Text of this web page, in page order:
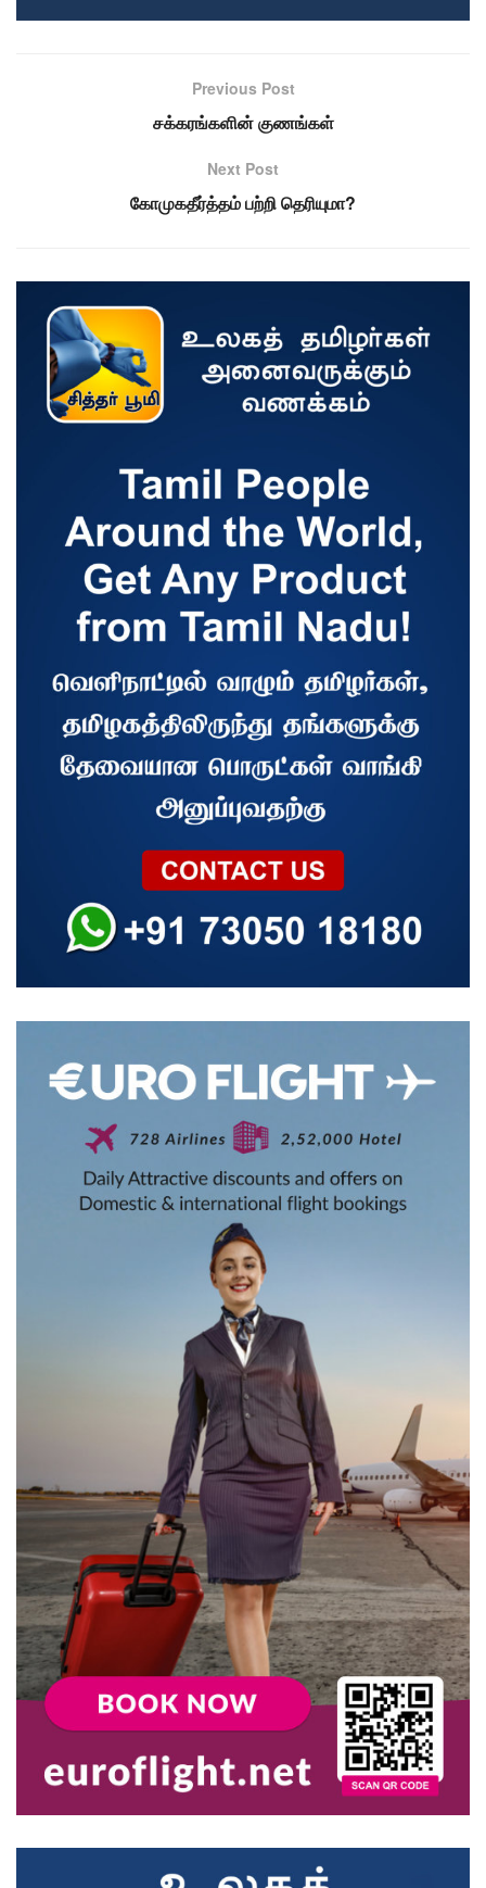
Previous Post
சக்கரங்களின் குணங்கள்
Next Post
கோமுகதீர்த்தம் பற்றி தெரியுமா?